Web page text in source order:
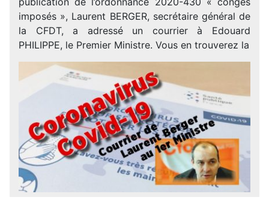
imposés », Laurent BERGER, secrétaire général de
la CFDT, a adressé un courrier à Edouard
PHILIPPE, le Premier Ministre. Vous en trouverez la